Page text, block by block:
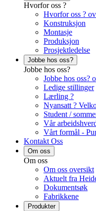
Hvorfor oss ?
Hvorfor oss ?
Konstruksjon
Montasje
Produksjon
Prosjektledelse
Jobbe hos oss?
Jobbe hos oss?
Jobbe hos oss?
Ledige stillinger
Lærling ?
Nyansatt ?
Student /
Vår
Vårt formål -
Kontakt Oss
Om oss
Om oss
Om oss oversikt
Aktuelt fra
Dokumentsøk
Fabrikkene
Produkter